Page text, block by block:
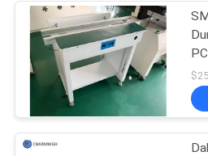
FABRIKA
TURU
KALITE
KONTROLÜ
SMT üretim